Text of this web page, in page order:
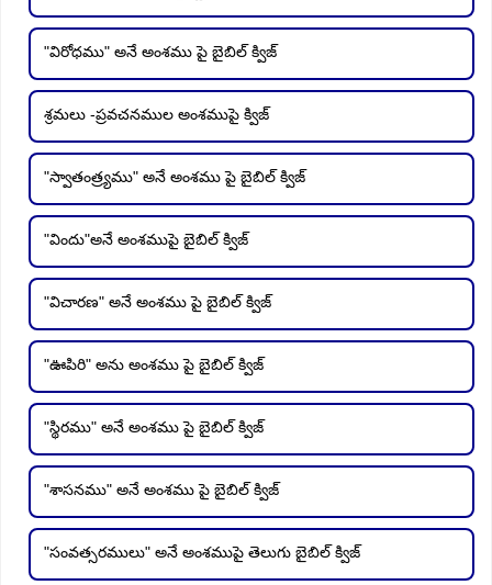
"విరోధము" అనే అంశము పై బైబిల్ క్విజ్
శ్రమలు -ప్రవచనముల అంశముపై క్విజ్
"స్వాతంత్ర్యము" అనే అంశము పై బైబిల్ క్విజ్
"విందు"అనే అంశముపై బైబిల్ క్విజ్
"విచారణ" అనే అంశము పై బైబిల్ క్విజ్
"ఊపిరి" అను అంశము పై బైబిల్ క్విజ్
"స్థిరము" అనే అంశము పై బైబిల్ క్విజ్
"శాసనము" అనే అంశము పై బైబిల్ క్విజ్
"సంవత్సరములు" అనే అంశముపై తెలుగు బైబిల్ క్విజ్